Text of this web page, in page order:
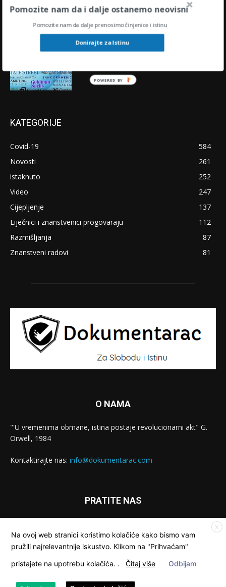
pluća sa 68 godina, ubrzo nakon što je
primio prvu dozu cjepiva protiv COVIDA?
February 21, 2021
[FILM] Monopoly – tko vlada svijetom?
KATEGORIJE
Covid-19
584
Novosti
261
istaknuto
252
Video
247
Cijepljenje
137
Liječnici i znanstvenici progovaraju
112
Razmišljanja
87
Znanstveni radovi
81
O NAMA
"'U vremenima obmane, istina postaje revolucionarni akt" G.
Orwell, 1984
Kontaktirajte nas: info@dokumentarac.com
PRATITE NAS
© Dokumentarac || Sva prava pridržana.
X
Na ovoj web stranici koristimo kolačiće kako bismo vam
pružili najrelevantnije iskustvo. Klikom na "Prihvaćam"
pristajete na upotrebu kolačića. . Čitaj više Odbijam
Pomozite nam da i dalje ostanemo neovisni
Pomozite nam da dalje prenosimo činjenice i istinu
Donirajte za Istinu
POWERED BY